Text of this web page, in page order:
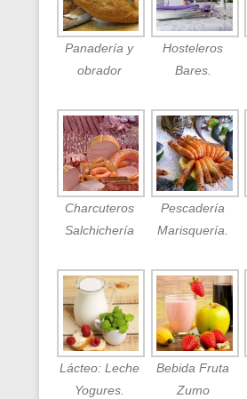
Panadería y
obrador
Hosteleros
Bares.
Charcuteros
Salchichería
Pescadería
Marisquería.
Lácteo: Leche
Yogures.
Bebida Fruta
Zumo